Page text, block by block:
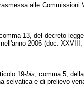
alle
13, del decreto-
2006 (doc. XXVIII,
19-bis , comma 5,
selvatica e di prelievo